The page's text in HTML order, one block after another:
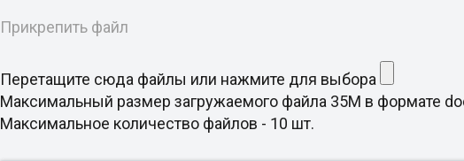
Прикрепить файл
Перетащите сюда файлы или нажмите для выбора
Максимальный размер загружаемого файла 35M в формате
Максимальное количество файлов - 10 шт.